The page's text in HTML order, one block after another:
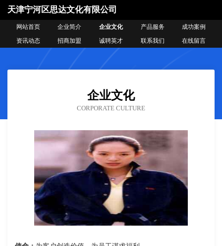
天津宁河区思达文化有限公司
网站首页 企业简介 企业文化 产品服务
成功案例
资讯动态
招商加盟 诚聘英才 联系我们 在线留言
企业文化
CORPORATE CULTURE